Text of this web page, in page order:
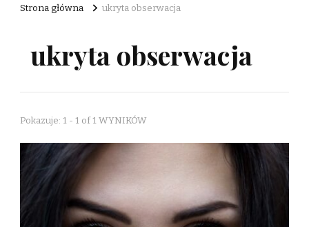
Strona główna ukryta obserwacja
ukryta obserwacja
Pokazuje: 1 - 1 of 1 WYNIKÓW